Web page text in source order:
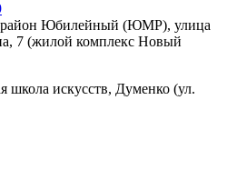
Юбилейный (ЮМР), улица
7 (жилой комплекс Новый
школа искусств, Думенко (ул.